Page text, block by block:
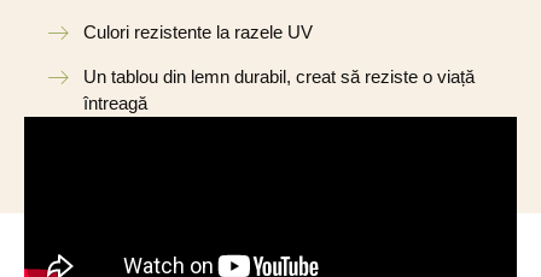
Culori rezistente la razele UV
Un tablou din lemn durabil, creat să reziste o viață
întreagă